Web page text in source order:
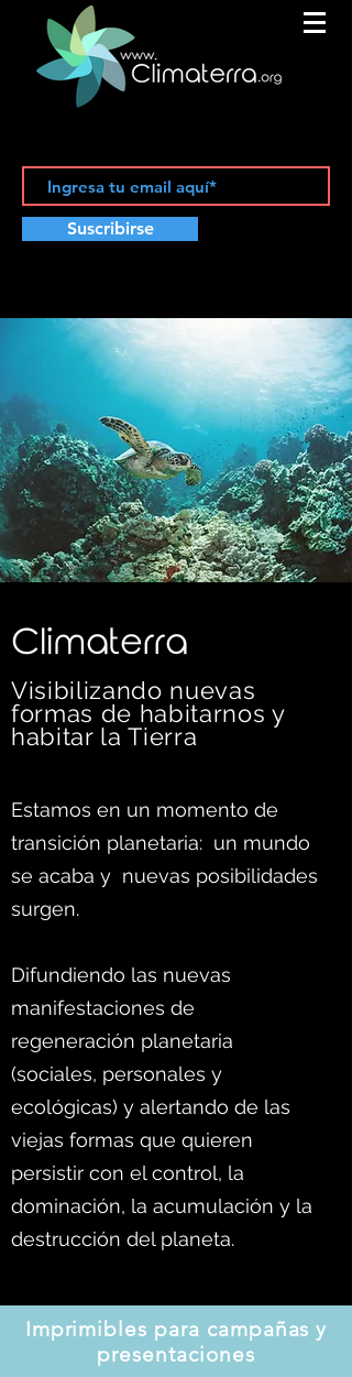
Suscribirse
C limaterra
Visibilizando nuevas
formas de habitarnos y
habitar la Tierra
Estamos en un momento de
transición planetaria: un mundo
se acaba y nuevas posibilidades
surgen.
Difundiendo las nuevas
manifestaciones de
regeneración planetaria
(sociales, personales y
ecológicas) y alertando de las
viejas formas que quieren
persistir con el control, la
dominación, la acumulación y la
destrucción del planeta.
Imprimibles para campañas y
presentaciones